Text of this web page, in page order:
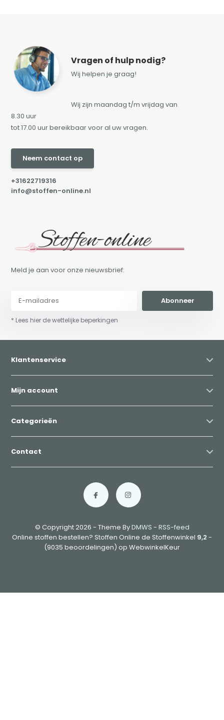
Vragen of hulp nodig?
Wij helpen je graag!
Wij zijn maandag t/m vrijdag van
8.30 uur
tot 17.00 uur bereikbaar voor al uw vragen.
Neem contact op
+31622719316
info@stoffen-online.nl
Meld je aan voor onze nieuwsbrief:
Abonneer
* Lees hier de wettelijke beperkingen
Klantenservice
Mijn account
Categorieën
Contact
© Copyright 2026 - Theme ByDMWS - RSS-feed
Online stoffen bestellen? Stoffen Online de Stoffenwinkel 9,2 -
(9035 beoordelingen) op WebwinkelKeur